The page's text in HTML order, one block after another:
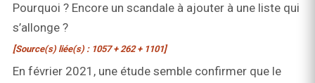
Pourquoi ? Encore un scandale à ajouter à une liste qui
s’allonge ?
[Source(s) liée(s) : 1057 + 262 + 1101]
En février 2021, une étude semble confirmer que le